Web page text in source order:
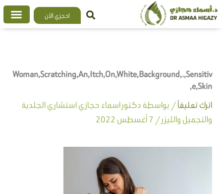
تخطي
إلى
احجزي الآن
Woman,Scratching,An,Itch,On,White,Background,.,Sensitiv
e,Skin,
اترك تعليقاً/ بواسطة دكتور اسماء حجازي استشاري الجلدية
والتجميل والليزر/ 7 أغسطس 2022